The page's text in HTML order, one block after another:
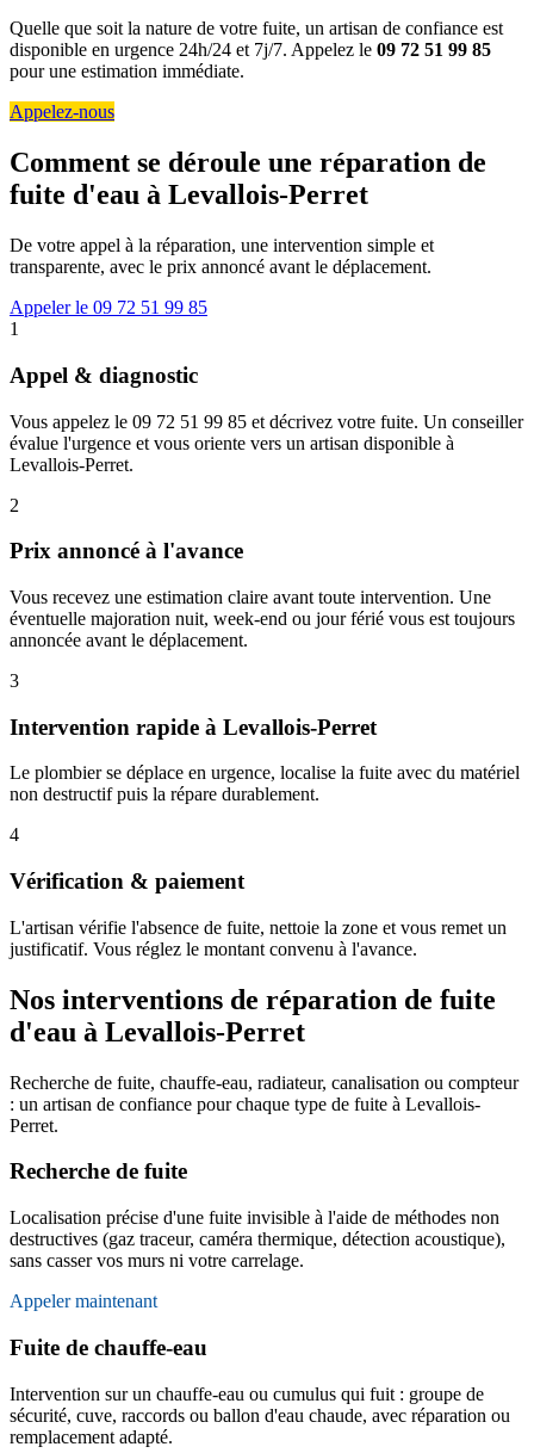
Quelle que soit la nature de votre fuite, un artisan de confiance est
disponible en urgence 24h/24 et 7j/7. Appelez le 09 72 51 99 85
pour une estimation immédiate.
Appelez-nous
Comment se déroule une réparation de
fuite d'eau à Levallois-Perret
De votre appel à la réparation, une intervention simple et
transparente, avec le prix annoncé avant le déplacement.
Appeler le 09 72 51 99 85
1
Appel & diagnostic
Vous appelez le 09 72 51 99 85 et décrivez votre fuite. Un conseiller
évalue l'urgence et vous oriente vers un artisan disponible à
Levallois-Perret.
2
Prix annoncé à l'avance
Vous recevez une estimation claire avant toute intervention. Une
éventuelle majoration nuit, week-end ou jour férié vous est toujours
annoncée avant le déplacement.
3
Intervention rapide à Levallois-Perret
Le plombier se déplace en urgence, localise la fuite avec du matériel
non destructif puis la répare durablement.
4
Vérification & paiement
L'artisan vérifie l'absence de fuite, nettoie la zone et vous remet un
justificatif. Vous réglez le montant convenu à l'avance.
Nos interventions de réparation de fuite
d'eau à Levallois-Perret
Recherche de fuite, chauffe-eau, radiateur, canalisation ou compteur
: un artisan de confiance pour chaque type de fuite à Levallois-
Perret.
Recherche de fuite
Localisation précise d'une fuite invisible à l'aide de méthodes non
destructives (gaz traceur, caméra thermique, détection acoustique),
sans casser vos murs ni votre carrelage.
Appeler maintenant
Fuite de chauffe-eau
Intervention sur un chauffe-eau ou cumulus qui fuit : groupe de
sécurité, cuve, raccords ou ballon d'eau chaude, avec réparation ou
remplacement adapté.